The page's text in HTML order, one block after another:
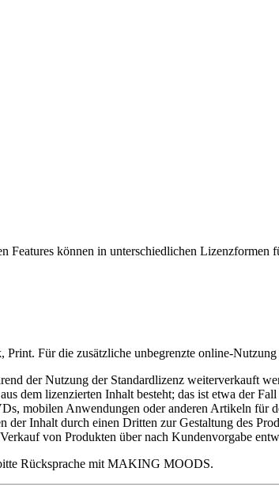
können in unterschiedlichen Lizenzformen
Für die zusätzliche unbegrenzte online-
der Nutzung der Standardlizenz weiterverkauft
dem lizenzierten Inhalt besteht; das ist etwa der
mobilen Anwendungen oder anderen Artikeln für
Inhalt durch einen Dritten zur Gestaltung des
von Produkten über nach Kundenvorgabe
Rücksprache mit MAKING MOODS.